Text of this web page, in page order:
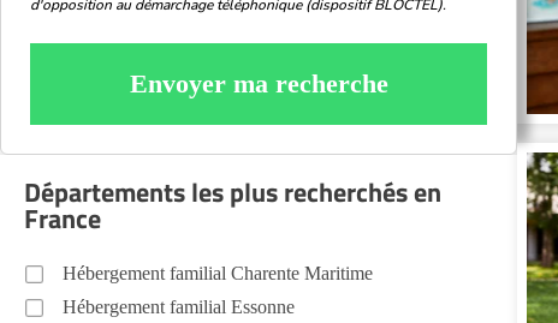
d'opposition au démarchage téléphonique (dispositif BLOCTEL).
Envoyer ma recherche
Départements les plus recherchés en
France
Hébergement familial Charente Maritime
Hébergement familial Essonne